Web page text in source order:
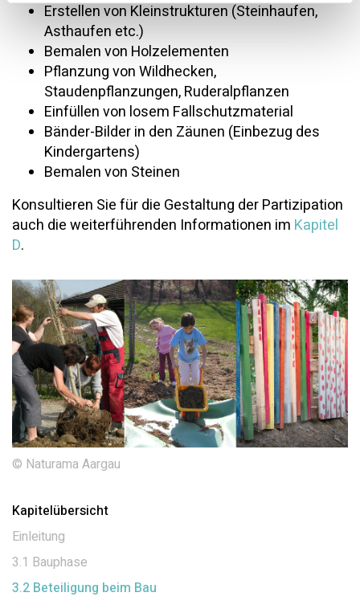
Erstellen von Kleinstrukturen (Steinhaufen,
Asthaufen etc.)
Bemalen von Holzelementen
Pflanzung von Wildhecken,
Staudenpflanzungen, Ruderalpflanzen
Einfüllen von losem Fallschutzmaterial
Bänder-Bilder in den Zäunen (Einbezug des
Kindergartens)
Bemalen von Steinen
Konsultieren Sie für die Gestaltung der Partizipation
auch die weiterführenden Informationen im Kapitel
D.
© Naturama Aargau
Kapitelübersicht
Einleitung
3.1 Bauphase
3.2 Beteiligung beim Bau